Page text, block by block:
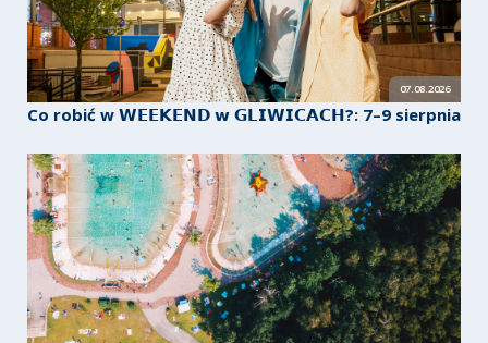
07.08.2026
Co robić w 𝗪𝗘𝗘𝗞𝗘𝗡𝗗 𝘄 𝗚𝗟𝗜𝗪𝗜𝗖𝗔𝗖𝗛?: 7–9 sierpnia